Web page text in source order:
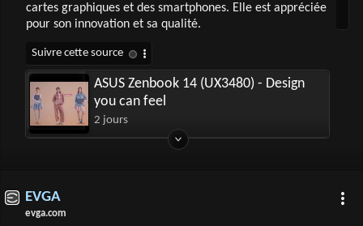
cartes graphiques et des smartphones. Elle est appréciée
pour son innovation et sa qualité.
ASUS Zenbook 14 (UX3480) - Design
you can feel
2 jours
EVGA
evga.com